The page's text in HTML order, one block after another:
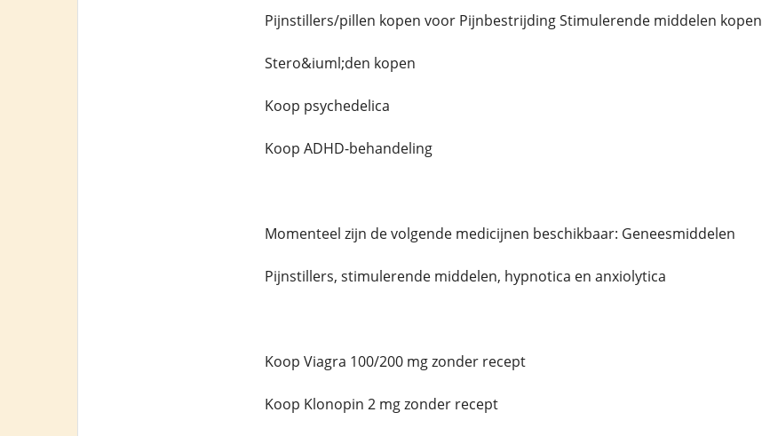
Pijnstillers/pillen kopen voor Pijnbestrijding Stimulerende middelen kopen
Stero&iuml;den kopen
Koop psychedelica
Koop ADHD-behandeling
Momenteel zijn de volgende medicijnen beschikbaar: Geneesmiddelen
Pijnstillers, stimulerende middelen, hypnotica en anxiolytica
Koop Viagra 100/200 mg zonder recept
Koop Klonopin 2 mg zonder recept